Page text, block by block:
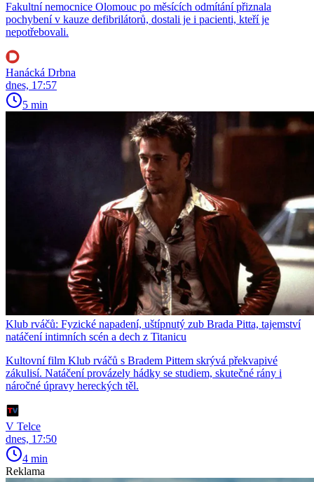
Fakultní nemocnice Olomouc po měsících odmítání přiznala
pochybení v kauze defibrilátorů, dostali je i pacienti, kteří je
nepotřebovali.
Hanácká Drbna
dnes, 17:57
5 min
Klub rváčů: Fyzické napadení, uštípnutý zub Brada Pitta, tajemství
natáčení intimních scén a dech z Titanicu
Kultovní film Klub rváčů s Bradem Pittem skrývá překvapivé
zákulisí. Natáčení provázely hádky se studiem, skutečné rány i
náročné úpravy hereckých těl.
V Telce
dnes, 17:50
4 min
Reklama